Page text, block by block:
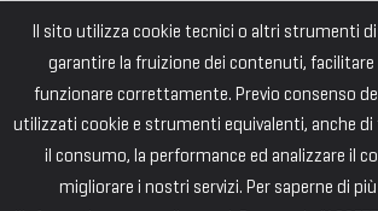
Il sito utilizza cookie tecnici o altri strumenti
garantire la fruizione dei contenuti, facilitare
funzionare correttamente. Previo consenso
utilizzati cookie e strumenti equivalenti, anche
il consumo, la performance ed analizzare il
migliorare i nostri servizi. Per saperne di